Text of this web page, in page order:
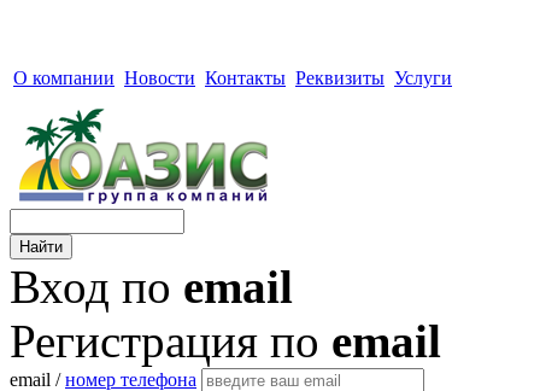
О компании Новости Контакты Реквизиты Услуги
Вход по email
Регистрация по email
email /номер телефона